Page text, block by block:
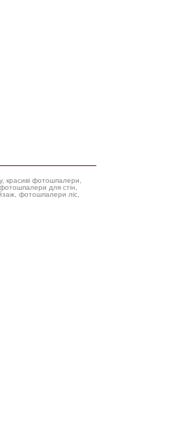
красиві фотошпалери,
фотошпалери ліс,